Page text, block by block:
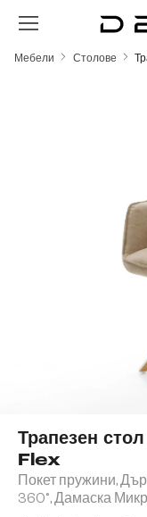
Преминете към
Мебели Столове
Трапезен
Flex
Покет пружини,
360°, Дамаска